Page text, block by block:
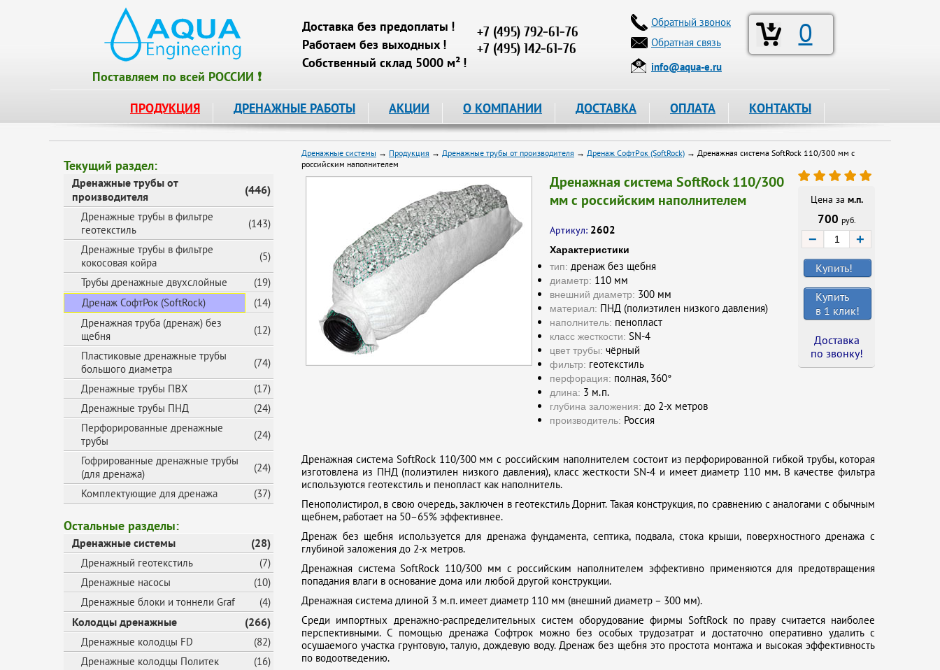
Поставляем по всей РОССИИ ❗
Доставка без предоплаты !
Работаем без выходных !
Собственный склад 5000 м² !
+7 (495) 792-61-76
+7 (495) 142-61-76
0
Обратный звонок
Обратная связь
info@aqua-e.ru
ПРОДУКЦИЯ ДРЕНАЖНЫЕ РАБОТЫ АКЦИИ О КОМПАНИИ ДОСТАВКА ОПЛАТА КОНТАКТЫ
Текущий раздел:
Дренажные трубы от
производителя
(446)
Дренажные трубы в фильтре
геотекстиль
(143)
Дренажные трубы в фильтре
кокосовая койра
(5)
Трубы дренажные двухслойные
(19)
Дренаж СофтРок (SoftRock)
(14)
Дренажная труба (дренаж) без
щебня
(12)
Пластиковые дренажные трубы
большого диаметра
(74)
Дренажные трубы ПВХ
(17)
Дренажные трубы ПНД
(24)
Перфорированные дренажные
трубы
(24)
Гофрированные дренажные трубы
(для дренажа)
(24)
Комплектующие для дренажа
(37)
Остальные разделы:
Дренажные системы (28)
Дренажный геотекстиль
(7)
Дренажные насосы
(10)
Дренажные блоки и тоннели Graf
(4)
Колодцы дренажные (266)
Дренажные колодцы FD
(82)
Дренажные колодцы Политек
(16)
Дренажные системы → Продукция → Дренажные трубы от производителя → Дренаж СофтРок (SoftRock) → Дренажная система SoftRock 110/300 мм с
российским наполнителем
Дренажная система SoftRock 110/300
мм с российским наполнителем
Артикул: 2602
Характеристики
тип: дренаж без щебня
диаметр: 110 мм
внешний диаметр: 300 мм
материал: ПНД (полиэтилен низкого давления)
наполнитель: пенопласт
класс жесткости: SN-4
цвет трубы: чёрный
фильтр: геотекстиль
перфорация: полная, 360°
длина: 3 м.п.
глубина заложения: до 2-х метров
производитель: Россия
Цена за м.п.
700 руб.
− +
Купить!
Купить
в 1 клик!
Доставка
по звонку !
Дренажная система SoftRock 110/300 мм с российским наполнителем состоит из перфорированной гибкой трубы, которая
изготовлена из ПНД (полиэтилен низкого давления), класс жесткости SN-4 и имеет диаметр 110 мм. В качестве фильтра
используются геотекстиль и пенопласт как наполнитель.
Пенополистирол, в свою очередь, заключен в геотекстиль Дорнит. Такая конструкция, по сравнению с аналогами с обычным
щебнем, работает на 50–65% эффективнее.
Дренаж без щебня используется для дренажа фундамента, септика, подвала, стока крыши, поверхностного дренажа с
глубиной заложения до 2-х метров.
Дренажная система SoftRock 110/300 мм с российским наполнителем эффективно применяются для предотвращения
попадания влаги в основание дома или любой другой конструкции.
Дренажная система длиной 3 м.п. имеет диаметр 110 мм (внешний диаметр – 300 мм).
Среди импортных дренажно-распределительных систем оборудование фирмы SoftRock по праву считается наиболее
перспективными. С помощью дренажа Софтрок можно без особых трудозатрат и достаточно оперативно удалить с
осушаемого участка грунтовую, талую, дождевую воду. Дренаж без щебня это простота монтажа и высокая эффективность
по водоотведению.